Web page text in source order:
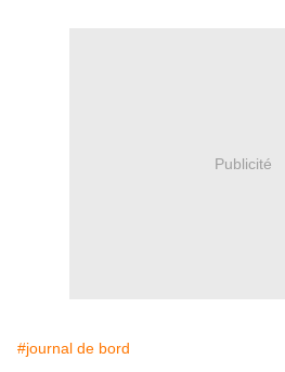
Publicité
#journal de bord